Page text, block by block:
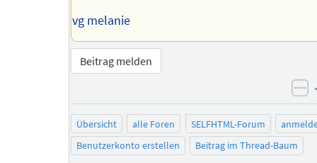
vg melanie
Beitrag melden
Übersicht alle Foren SELFHTML-Forum
Benutzerkonto erstellen
Beitrag im Thread-Baum